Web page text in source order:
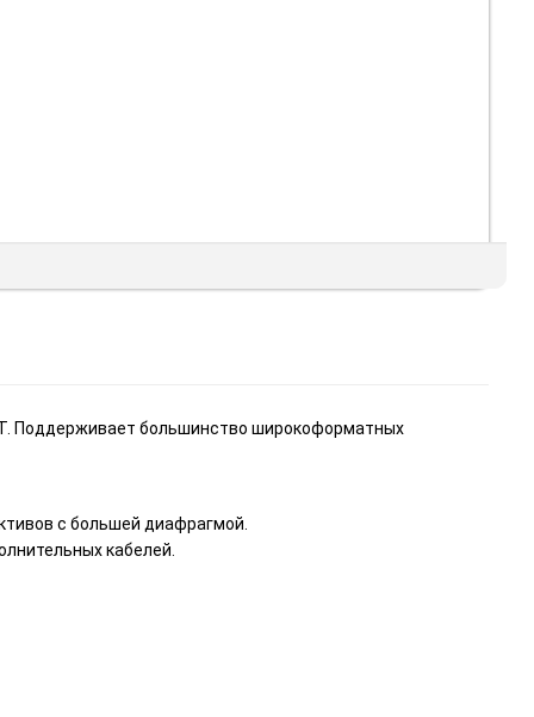
Поддерживает большинство широкоформатных
с большей диафрагмой.
кабелей.